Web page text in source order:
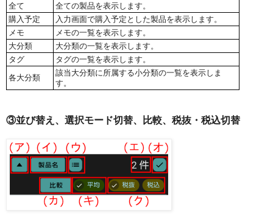
全て
全ての製品を表示します。
購入予定
入力画面で購入予定とした製品を表示します。
メモ
メモの一覧を表示します。
大分類
大分類の一覧を表示します。
タグ
タグの一覧を表示します。
各大分類
該当大分類に所属する小分類の一覧を表示しま
す。
③並び替え、選択モード切替、比較、税抜・税込切替